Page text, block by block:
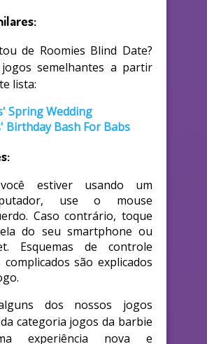
de Roomies Blind Date?
semelhantes a partir
lista:
Spring Wedding
Birthday Bash For Babs
estiver usando um
use o mouse
Caso contrário, toque
do seu smartphone ou
Esquemas de controle
complicados são explicados
dos nossos jogos
categoria jogos da barbie
experiência nova e